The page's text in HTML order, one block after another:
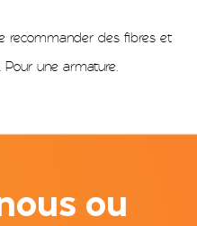
recommander des fibres et
une armature.
ou